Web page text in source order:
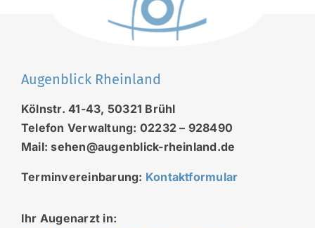
Augenblick Rheinland
Kölnstr. 41-43, 50321 Brühl
Telefon Verwaltung: 02232 – 928490
Mail: sehen@augenblick-rheinland.de
Terminvereinbarung: Kontaktformular
Ihr Augenarzt in: